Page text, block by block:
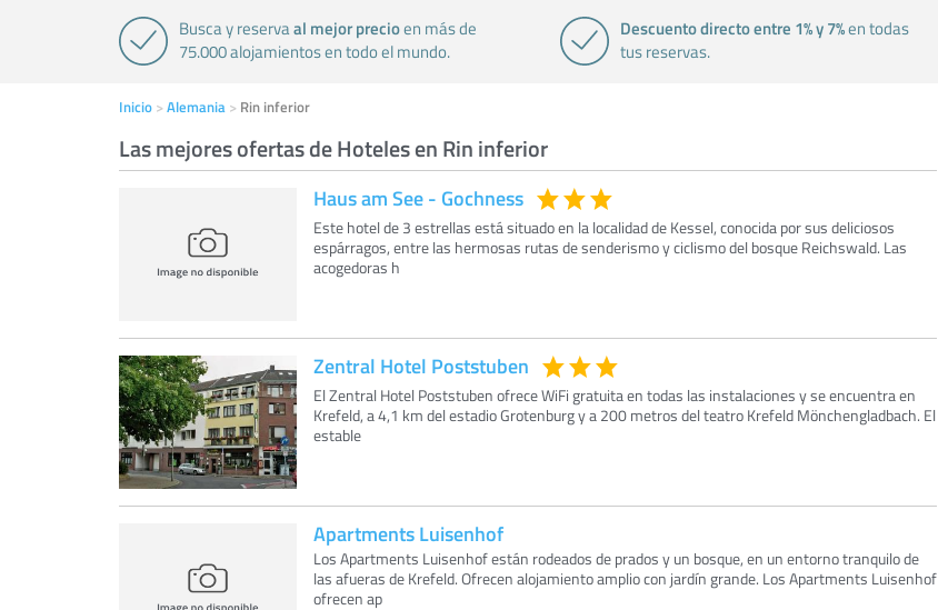
Busca y reservaal mejor precioen más de
75.000 alojamientos en todo el mundo.
Descuento directo entre 1% y 7%en todas
tus reservas.
Inicio Alemania Rin inferior
Las mejores ofertas de Hoteles en Rin inferior
Haus am See - Gochness
Este hotel de 3 estrellas está situado en la localidad de Kessel, conocida por sus deliciosos
espárragos, entre las hermosas rutas de senderismo y ciclismo del bosque Reichswald. Las
acogedoras h
Zentral Hotel Poststuben
El Zentral Hotel Poststuben ofrece WiFi gratuita en todas las instalaciones y se encuentra en
Krefeld, a 4,1 km del estadio Grotenburg y a 200 metros del teatro Krefeld Mönchengladbach. El
estable
Apartments Luisenhof
Los Apartments Luisenhof están rodeados de prados y un bosque, en un entorno tranquilo de
las afueras de Krefeld. Ofrecen alojamiento amplio con jardín grande. Los Apartments Luisenhof
ofrecen ap